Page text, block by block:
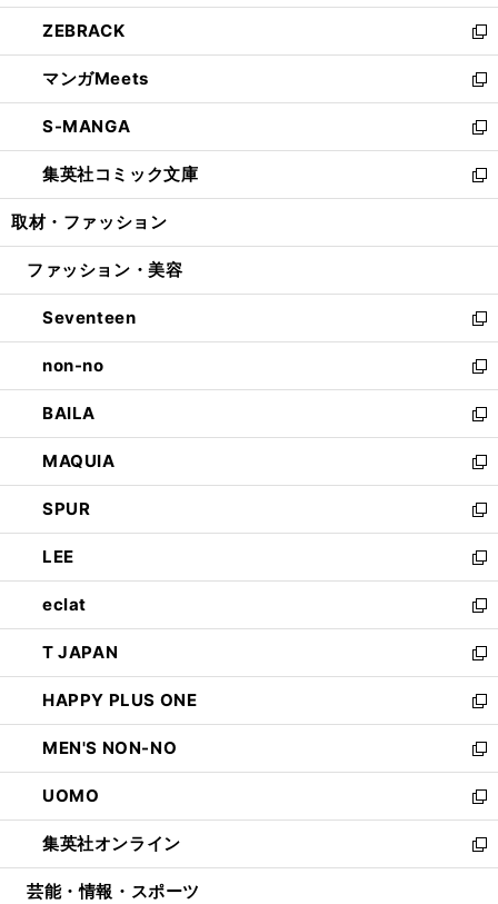
開
く
ウ
で
開
く
ン
ド
ウ
で
開
く
ウ
ィ
ン
ド
ウ
で
開
く
し
い
ウ
ィ
ン
ド
ウ
で
開
ZEBRACK
新
し
い
ウ
ィ
ン
ド
ウ
開
マンガMeets
新
し
い
ウ
ィ
ン
ウ
開
く
S-MANGA
新
し
い
ウ
ン
ウ
で
開
く
集英社コミック文庫
新
し
ウ
ン
ド
ウ
で
開
く
取材・ファッション
ファッション・美容
Seventeen
新
し
い
ウ
ィ
ン
ド
ウ
で
開
く
non-no
新
し
い
ウ
ィ
ン
ド
ウ
で
開
く
BAILA
新
し
い
ウ
ィ
ン
ド
ウ
で
開
く
MAQUIA
新
し
い
ウ
ィ
ン
ド
ウ
で
開
く
SPUR
新
し
い
ウ
ィ
ン
ド
ウ
で
開
く
LEE
新
し
い
ウ
ィ
ン
ド
ウ
で
開
く
eclat
新
し
い
ウ
ィ
ン
ド
ウ
で
開
く
T JAPAN
新
し
い
ウ
ィ
ン
ド
ウ
で
開
HAPPY PLUS ONE
新
し
い
ウ
ィ
ン
ド
ウ
MEN'S NON-NO
新
し
い
ウ
ィ
ン
UOMO
新
し
い
ウ
集英社オンライン
新
し
芸能・情報・スポーツ